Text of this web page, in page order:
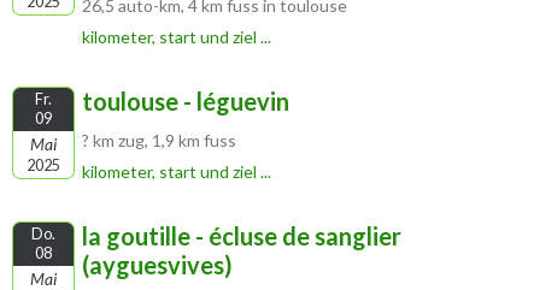
26,5 auto-km, 4 km fuss in toulouse
kilometer, start und ziel ...
Fr.
09
Mai
2025
toulouse - léguevin
? km zug, 1,9 km fuss
kilometer, start und ziel ...
Do.
08
Mai
la goutille - écluse de sanglier
(ayguesvives)